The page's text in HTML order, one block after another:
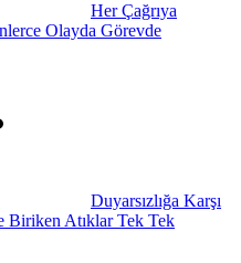
Her Çağrıya
Olayda Görevde
Duyarsızlığa Karşı
Biriken Atıklar Tek Tek